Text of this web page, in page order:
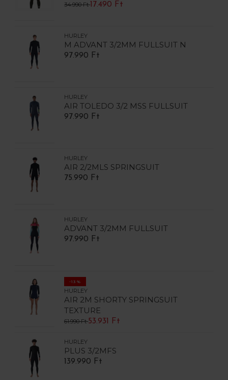
34.990 Ft 17.490 Ft
HURLEY
M ADVANT 3/2MM FULLSUIT N
97.990 Ft
HURLEY
AIR TOLEDO 3/2 MSS FULLSUIT
97.990 Ft
HURLEY
AIR 2/2MLS SPRINGSUIT
75.990 Ft
HURLEY
ADVANT 3/2MM FULLSUIT
97.990 Ft
-13%
HURLEY
AIR 2M SHORTY SPRINGSUIT
TEXTURE
61.990 Ft53.931 Ft
HURLEY
PLUS 3/2MFS
139.990 Ft